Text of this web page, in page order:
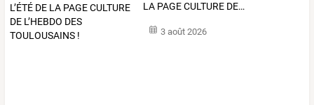
LA PAGECULTURE DE…
3 août 2026